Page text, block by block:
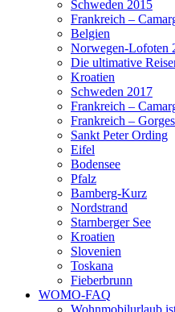
Schweden 2015
Frankreich –
Belgien
Norwegen-Lofoten
Die ultimative
Kroatien
Schweden 2017
Frankreich –
Frankreich –
Sankt Peter Ording
Eifel
Bodensee
Pfalz
Bamberg-Kurz
Nordstrand
Starnberger See
Kroatien
Slovenien
Toskana
Fieberbrunn
WOMO-FAQ
Wohnmobilurlaub